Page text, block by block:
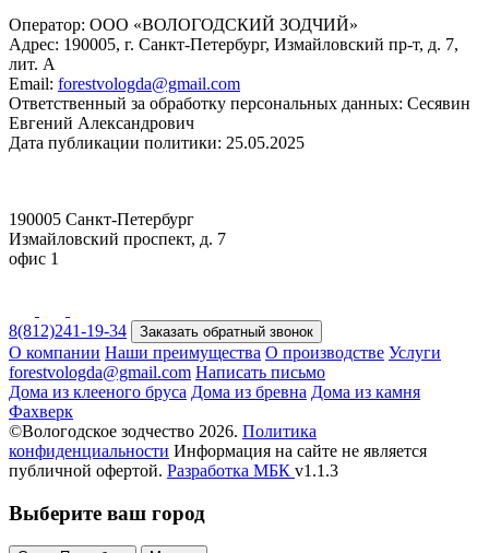
Оператор: ООО «ВОЛОГОДСКИЙ ЗОДЧИЙ»
Адрес: 190005, г. Санкт-Петербург, Измайловский пр-т, д. 7,
лит. А
Email: forestvologda@gmail.com
Ответственный за обработку персональных данных: Сесявин
Евгений Александрович
Дата публикации политики: 25.05.2025
190005 Санкт-Петербург
Измайловский проспект, д. 7
офис 1
8(812)241-19-34 Заказать обратный звонок
О компании Наши преимущества О производстве Услуги
forestvologda@gmail.com Написать письмо
Дома из клееного бруса Дома из бревна Дома из камня
Фахверк
©Вологодское зодчество 2026. Политика
конфиденциальности Информация на сайте не является
публичной офертой. Разработка МБК v1.1.3
Выберите ваш город